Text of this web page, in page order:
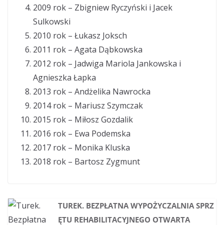
2009 rok – Zbigniew Ryczyński i Jacek
Sulkowski
2010 rok – Łukasz Joksch
2011 rok – Agata Dąbkowska
2012 rok – Jadwiga Mariola Jankowska i
Agnieszka Łapka
2013 rok – Andżelika Nawrocka
2014 rok – Mariusz Szymczak
2015 rok – Miłosz Gozdalik
2016 rok – Ewa Podemska
2017 rok – Monika Kluska
2018 rok – Bartosz Zygmunt
TUREK. BEZPŁATNA WYPOŻYCZALNIA SPRZ
ĘTU REHABILITACYJNEGO OTWARTA